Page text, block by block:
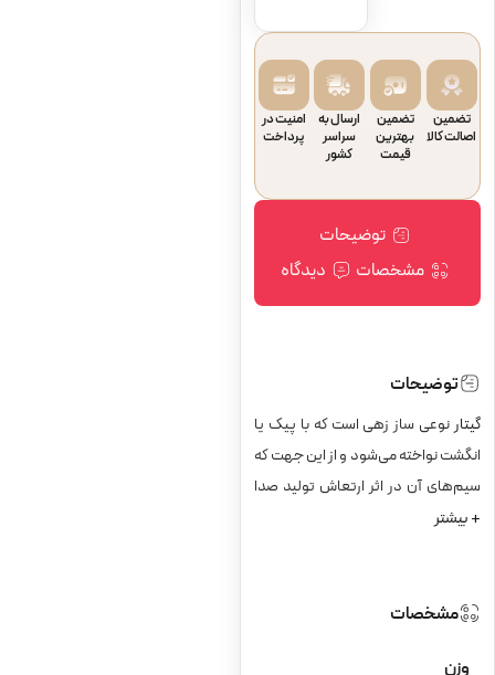
تضمین
اصالت کالا
تضمین
بهترین
قیمت
ارسال به
سراسر
کشور
امنیت در
پرداخت
توضیحات
مشخصات
دیدگاه
توضیحات
گیتار نوعی ساز زهی است که با پیک یا
انگشت نواخته می‌شود و از این جهت که
سیم‌های آن در اثر ارتعاش تولید صدا
می‌کنند، به سازهای گروه کوردوفون (به
دارد و این ساز علاوه بر داشتن قدمت
+ بیشتر
مشخصات
وزن